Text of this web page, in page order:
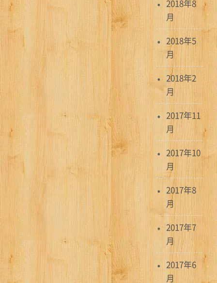
2018年8
月
2018年5
月
2018年2
月
2017年11
月
2017年10
月
2017年8
月
2017年7
月
2017年6
月